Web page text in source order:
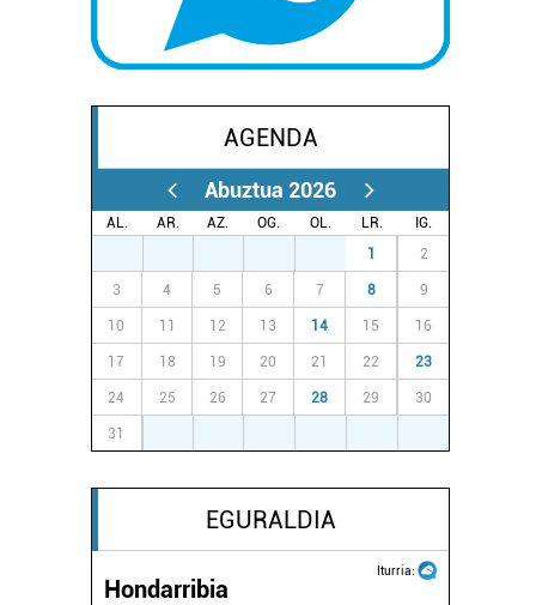
AGENDA
Abuztua 2026
AL. AR. AZ. OG. OL. LR.
IG.
1 2
3 4 5 6 7 8 9
10 11 12 13 14 15 16
17 18 19 20 21 22 23
24 25 26 27 28 29 30
31
EGURALDIA
Iturria:
Hondarribia